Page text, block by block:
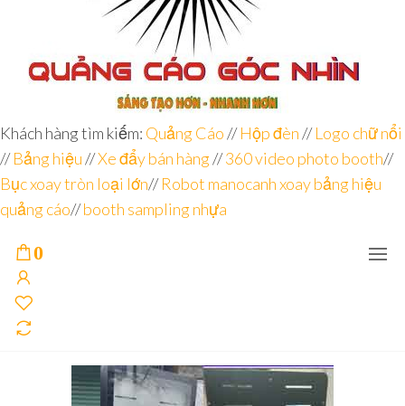
Đơn vị
chuyên
sâu – 8
năm
kinh
nghiệm
Góc
Nhìn
Agency –
nhà sản
xuất
POSM,
Quầy
Sampling,
Booth
trưng
bày, tủ
trưng
bày… tại
Tp.Hồ
Khách hàng tìm kiếm: Quảng Cáo//Hộp đèn//Logo chữ nổi
//Bảng hiệu//Xe đẩy bán hàng//360 video photo booth//
Bục xoay tròn loại lớn//Robot manocanh xoay bảng hiệu
quảng cáo//booth sampling nhựa
0